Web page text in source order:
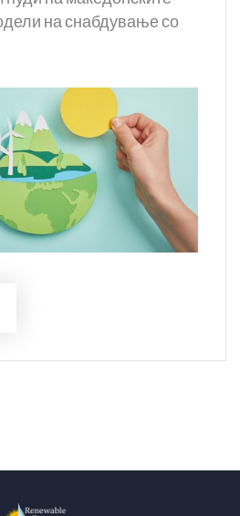
на снабдување со